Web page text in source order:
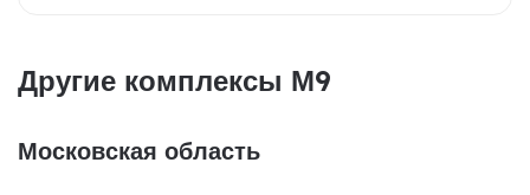
Другие комплексы М9
Московская область